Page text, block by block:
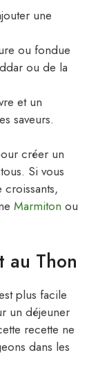
une
ou fondue
ou de la
et un
saveurs.
créer un
Si vous
croissants,
Marmiton ou
au Thon
plus facile
un déjeuner
recette ne
dans les